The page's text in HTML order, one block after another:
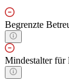
Begrenzte
Mindestalter für